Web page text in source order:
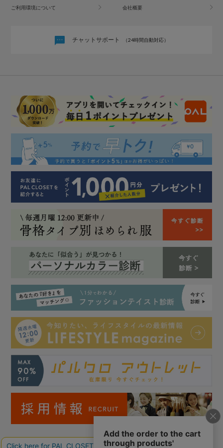
ご利用環境について 会社概要
チャットサポート （24時間自動対応）